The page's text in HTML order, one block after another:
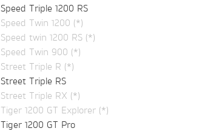
Speed Triple 1200 RS
Speed Twin 1200 (*)
Speed twin 1200 RS (*)
Speed Twin 900 (*)
Street Triple R (*)
Street Triple RS
Street Triple RX (*)
Tiger 1200 GT Explorer (*)
Tiger 1200 GT Pro